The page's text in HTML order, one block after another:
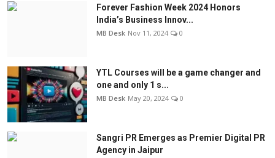
Forever Fashion Week 2024 Honors
India’s Business Innov...
MB Desk Nov 11, 2024 0
YTL Courses will be a game changer and
one and only 1 s...
MB Desk May 20, 2024 0
Sangri PR Emerges as Premier Digital PR
Agency in Jaipur